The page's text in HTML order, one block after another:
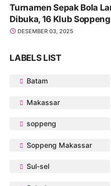
Turnamen Sepak Bola
Dibuka, 16 Klub
DESEMBER 03, 2025
LABELS LIST
Batam
Makassar
soppeng
Soppeng Makassar
Sul-sel